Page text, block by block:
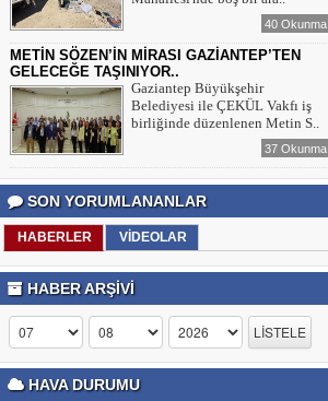
40 Okunma
METİN SÖZEN’İN MİRASI GAZİANTEP’TEN
GELECEĞE TAŞINIYOR..
Gaziantep Büyükşehir
Belediyesi ile ÇEKÜL Vakfı iş
birliğinde düzenlenen Metin S..
37 Okunma
SON YORUMLANANLAR
HABERLER VİDEOLAR
HABER ARŞİVİ
HAVA DURUMU